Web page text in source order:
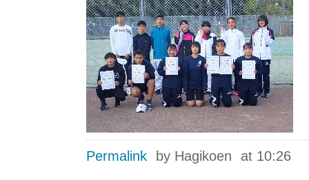
Permalink by Hagikoen at 10:26